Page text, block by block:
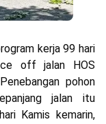
kerja 99 hari
off jalan HOS
pohon
jalan itu
Kamis kemarin,